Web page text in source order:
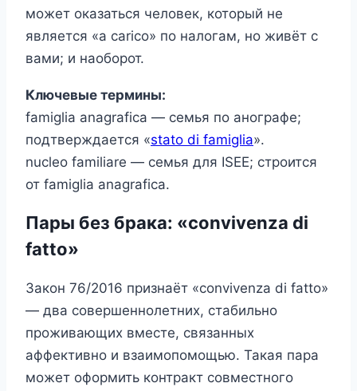
может оказаться человек, который не
является «a carico» по налогам, но живёт с
вами; и наоборот.
Ключевые термины:
famiglia anagrafica — семья по анографе;
подтверждается «stato di famiglia».
nucleo familiare — семья для ISEE; строится
от famiglia anagrafica.
Пары без брака: «convivenza di
fatto»
Закон 76/2016 признаёт «convivenza di fatto»
— два совершеннолетних, стабильно
проживающих вместе, связанных
аффективно и взаимопомощью. Такая пара
может оформить контракт совместного